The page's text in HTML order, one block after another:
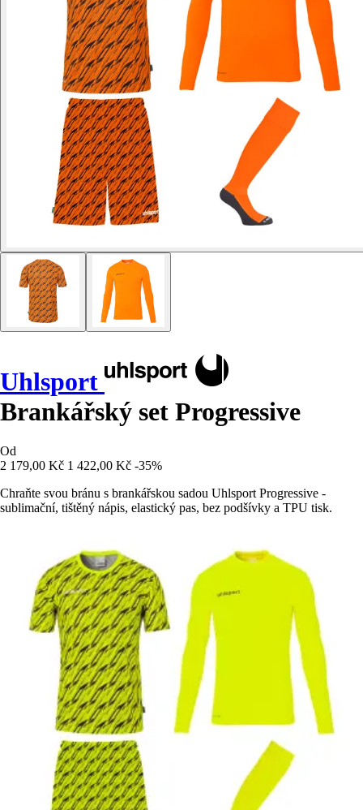
Uhlsport
Brankářský set Progressive
Od
2 179,00 Kč 1 422,00 Kč -35%
Chraňte svou bránu s brankářskou sadou Uhlsport Progressive -
sublimační, tištěný nápis, elastický pas, bez podšívky a TPU tisk.